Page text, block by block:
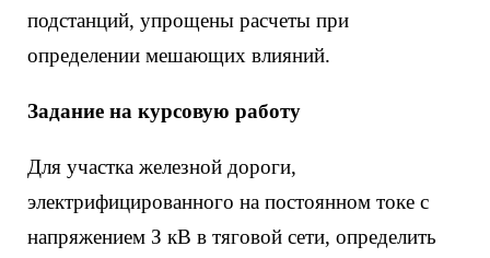
подстанций, упрощены расчеты при
определении мешающих влияний.
Задание на курсовую работу
Для участка железной дороги,
электрифицированного на постоянном токе с
напряжением З кВ в тяговой сети, определить